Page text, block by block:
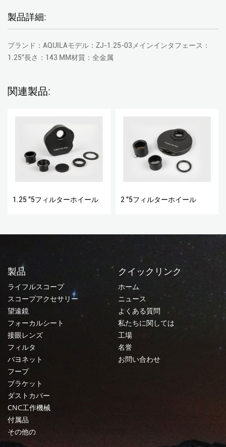
製品詳細:
ブランド：AQUILAモデル：ZJ-1.25-03メインインタフェース：
1.25”長さ：143 MM材質：全金属
関連製品:
1.25 "5フィルターホイール 2 "5フィルターホイール
製品
ライフルスコープ
スコープアクセサリー
望遠鏡
フォーカルシート
接眼レンズ
フィルタ
バヨネット
フープ
ブラケット
ダストカバー
CNC工作機械
付属品
その他の
クイックリンク
ホーム
ニュース
よくある質問
私たちに関しては
工場
名誉
お問い合わせ